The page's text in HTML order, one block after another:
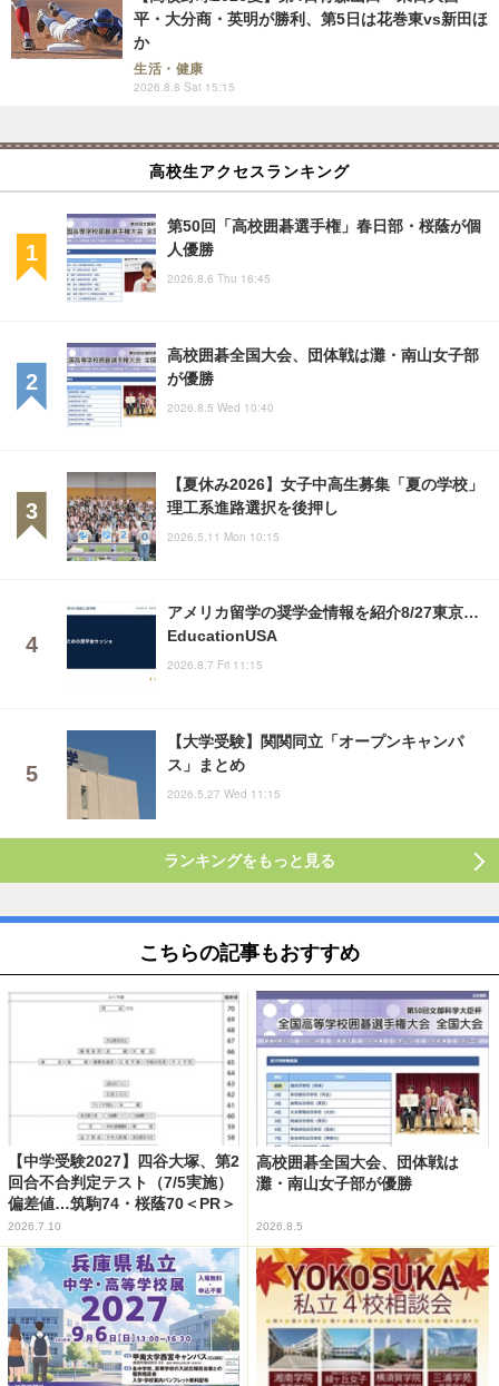
平・大分商・英明が勝利、第5日は花巻東vs新田ほ
か
生活・健康
2026.8.8 Sat 15:15
高校生アクセスランキング
第50回「高校囲碁選手権」春日部・桜蔭が個
人優勝
2026.8.6 Thu 16:45
高校囲碁全国大会、団体戦は灘・南山女子部
が優勝
2026.8.5 Wed 10:40
【夏休み2026】女子中高生募集「夏の学校」
理工系進路選択を後押し
2026.5.11 Mon 10:15
アメリカ留学の奨学金情報を紹介8/27東京…
EducationUSA
2026.8.7 Fri 11:15
【大学受験】関関同立「オープンキャンパ
ス」まとめ
2026.5.27 Wed 11:15
ランキングをもっと見る
こちらの記事もおすすめ
【中学受験2027】四谷大塚、第2
回合不合判定テスト（7/5実施）
偏差値…筑駒74・桜蔭70＜PR＞
2026.7.10
高校囲碁全国大会、団体戦は
灘・南山女子部が優勝
2026.8.5